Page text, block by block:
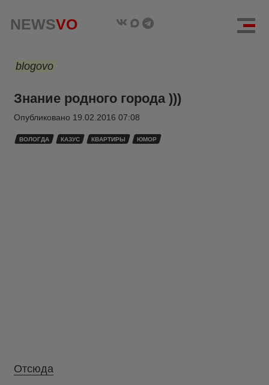
NEWSVO
blogovo
Знание родного города )))
Опубликовано 19.02.2016 07:08
ВОЛОГДА КАЗУС КВАРТИРЫ ЮМОР
Отсюда